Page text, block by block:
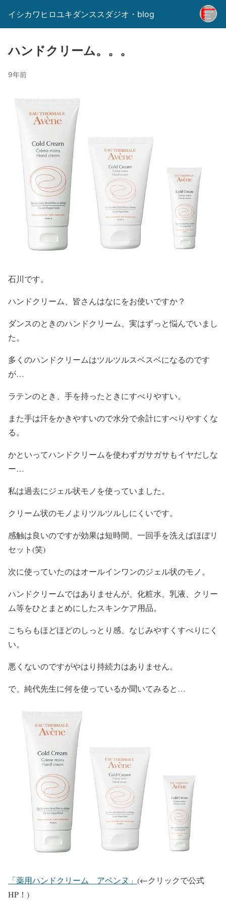
イシカワヒロユキダンススダジオ・blog
ハンドクリーム。。。
9年前
石川です。
ハンドクリーム、皆さんはなにをお使いですか？
ダンスのときのハンドクリーム、実はずっと悩んでいまし
た。
多くのハンドクリームはツルツルスベスベになるのです
が…
ラテンのとき、手を持ったときにすべりやすい。
また手は汗をかきやすいので水分で余計にすべりやすくな
る。
かといってハンドクリームを使わずガサガサもイヤだしな
ー…
私は過去にジェル状モノを使っていました。
クリーム状のモノよりツルツルしにくいです。
感触は良いのですが効果は短時間、一回手を洗えばほぼリ
セット(笑)
次に使っていたのはオールインワンのジェル状のモノ。
ハンドクリームではありませんが、化粧水、乳液、クリー
ム等をひとまとめにしたスキンケア用品。
こちらもほどほどのしっとり感、なじみやすくすべりにく
い。
悪くないのですがやはり持続力はありません。
で、純代先生に何を使っているか聞いてみると…
「薬用ハンドクリーム アベンヌ」 (←クリックで公式
HP！)